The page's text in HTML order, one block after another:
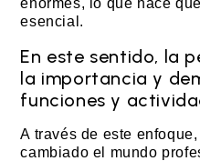
esencial.
En este sentido, la
la importancia y
funciones y
A través de este
cambiado el mundo